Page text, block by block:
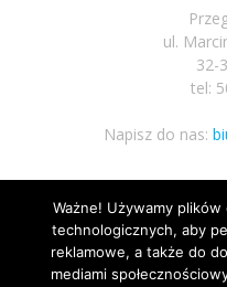
ul.
32-
tel:
Napisz do nas:
Ważne! Używamy
technologicznych, aby
reklamowe, a także do
mediami